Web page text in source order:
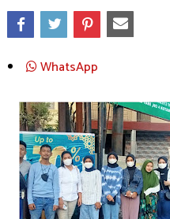
WhatsApp